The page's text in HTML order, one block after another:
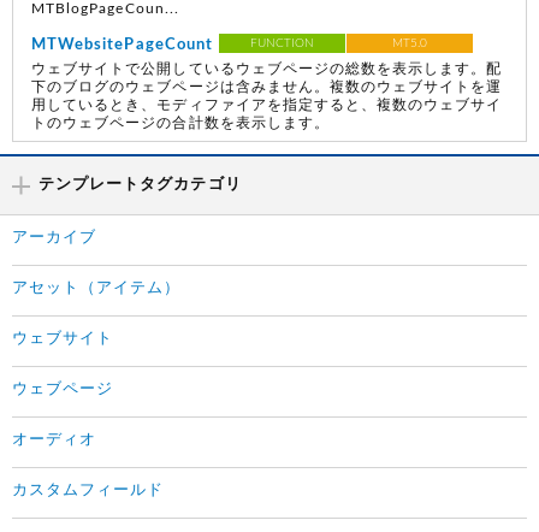
MTBlogPageCoun...
MTWebsitePageCount FUNCTION MT5.0
ウェブサイトで公開しているウェブページの総数を表示します。配
下のブログのウェブページは含みません。複数のウェブサイトを運
用しているとき、モディファイアを指定すると、複数のウェブサイ
トのウェブページの合計数を表示します。
テンプレートタグカテゴリ
アーカイブ
アセット（アイテム）
ウェブサイト
ウェブページ
オーディオ
カスタムフィールド